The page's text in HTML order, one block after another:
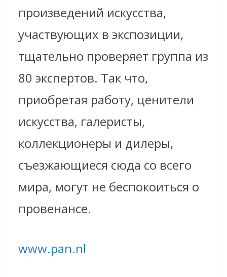
произведений искусства,
участвующих в экспозиции,
тщательно проверяет группа из
80 экспертов. Так что,
приобретая работу, ценители
искусства, галеристы,
коллекционеры и дилеры,
съезжающиеся сюда со всего
мира, могут не беспокоиться о
провенансе.
www.pan.nl